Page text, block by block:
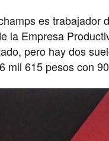
es trabajador
la Empresa
pero hay dos
mil 615 pesos con